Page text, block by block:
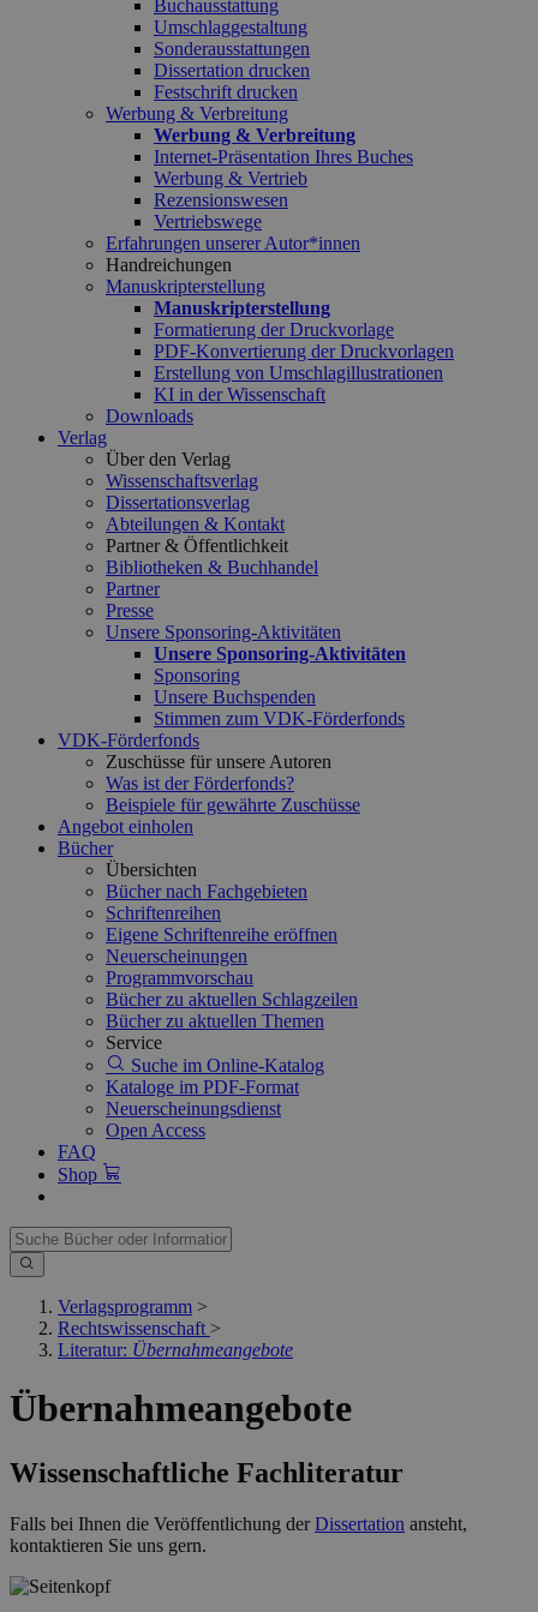
Buchausstattung
Umschlaggestaltung
Sonderausstattungen
Dissertation drucken
Festschrift drucken
Werbung & Verbreitung
Werbung & Verbreitung
Internet-Präsentation Ihres Buches
Werbung & Vertrieb
Rezensionswesen
Vertriebswege
Erfahrungen unserer Autor*innen
Handreichungen
Manuskripterstellung
Manuskripterstellung
Formatierung der Druckvorlage
PDF-Konvertierung der Druckvorlagen
Erstellung von Umschlagillustrationen
KI in der Wissenschaft
Downloads
Verlag
Über den Verlag
Wissenschaftsverlag
Dissertationsverlag
Abteilungen & Kontakt
Partner & Öffentlichkeit
Bibliotheken & Buchhandel
Partner
Presse
Unsere Sponsoring-Aktivitäten
Unsere Sponsoring-Aktivitäten
Sponsoring
Unsere Buchspenden
Stimmen zum VDK-Förderfonds
VDK-Förderfonds
Zuschüsse für unsere Autoren
Was ist der Förderfonds?
Beispiele für gewährte Zuschüsse
Angebot einholen
Bücher
Übersichten
Bücher nach Fachgebieten
Schriftenreihen
Eigene Schriftenreihe eröffnen
Neuerscheinungen
Programmvorschau
Bücher zu aktuellen Schlagzeilen
Bücher zu aktuellen Themen
Service
Suche im Online-Katalog
Kataloge im PDF-Format
Neuerscheinungsdienst
Open Access
FAQ
Shop
Verlagsprogramm >
Rechtswissenschaft >
Literatur: Übernahmeangebote
Übernahmeangebote
Wissenschaftliche Fachliteratur
Falls bei Ihnen die Veröffentlichung derDissertation ansteht,
kontaktieren Sie uns gern.